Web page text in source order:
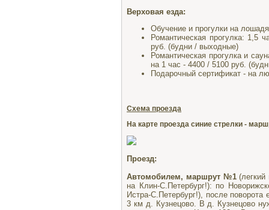
Верховая езда:
Обучение и прогулки на
Романтическая прогулка: 1,5
руб. (будни / выходные)
Романтическая прогулка и
на 1 час - 4400 / 5100 руб.
Подарочный сертификат - на
Схема проезда
На карте проезда синие стрелки -
Проезд:
Автомобилем, маршрут №1(легкий
на Клин-С.Петербург!): по
Истра-С.Петербург!), после
3 км д. Кузнецово. В д. Кузнецово